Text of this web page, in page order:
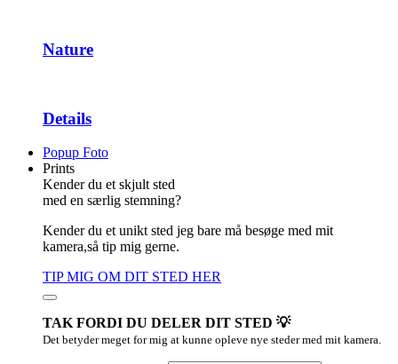
Nature
Details
Popup Foto
Prints
Kender du et skjult sted
med en særlig stemning?
Kender du et unikt sted jeg bare må besøge med mit
kamera,så tip mig gerne.
TIP MIG OM DIT STED HER
TAK FORDI DU DELER DIT STED 💡
Det betyder meget for mig at kunne opleve nye steder med mit kamera.